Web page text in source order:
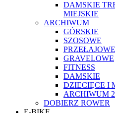
DAMSKIE
MIEJSKIE
ARCHIWUM
GÓRSKIE
SZOSOWE
PRZEŁAJOWE
GRAVELOWE
FITNESS
DAMSKIE
DZIECIĘCE I
ARCHIWUM
DOBIERZ ROWER